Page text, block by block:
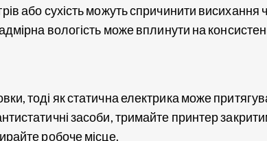
або сухість можуть спричинити висихання
вологість може вплинути на
тоді як статична електрика може
засоби, тримайте принтер
робоче місце.